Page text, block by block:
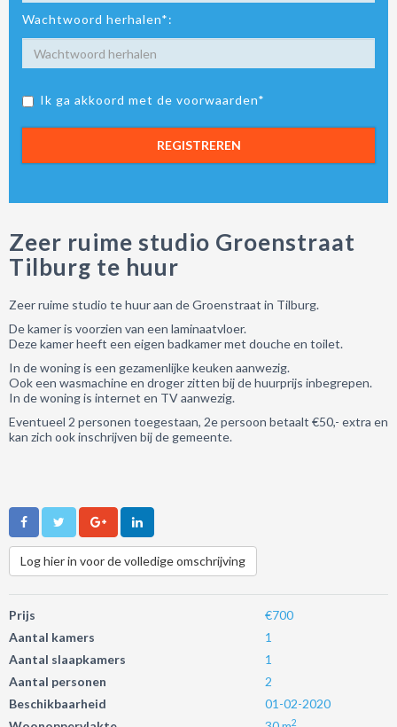
Wachtwoord herhalen*:
Ik ga akkoord met de voorwaarden*
REGISTREREN
Zeer ruime studio Groenstraat
Tilburg te huur
Zeer ruime studio te huur aan de Groenstraat in Tilburg.
De kamer is voorzien van een laminaatvloer.
Deze kamer heeft een eigen badkamer met douche en toilet.
In de woning is een gezamenlijke keuken aanwezig.
Ook een wasmachine en droger zitten bij de huurprijs inbegrepen.
In de woning is internet en TV aanwezig.
Eventueel 2 personen toegestaan, 2e persoon betaalt €50,- extra en
kan zich ook inschrijven bij de gemeente.
Log hier in voor de volledige omschrijving
Prijs
€700
Aantal kamers
1
Aantal slaapkamers
1
Aantal personen
2
Beschikbaarheid
01-02-2020
2